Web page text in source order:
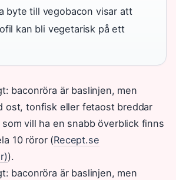
byte till vegobacon visar att
kan bli vegetarisk på ett
baconröra är baslinjen, men
ost, tonfisk eller fetaost breddar
vill ha en snabb överblick finns
10 röror (Recept.se
).
baconröra är baslinjen, men